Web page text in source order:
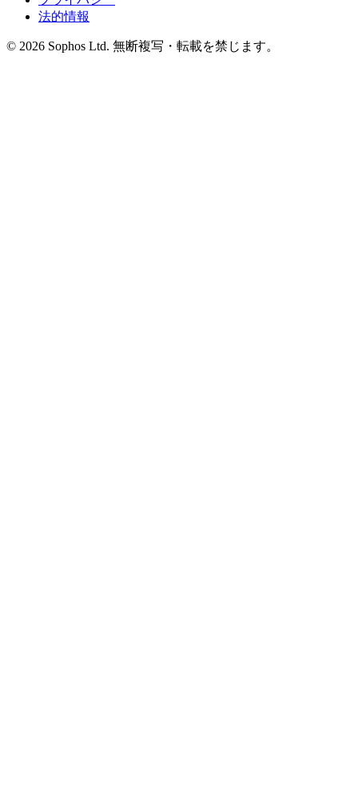
法的情報
© 2026 Sophos Ltd. 無断複写・転載を禁じます。